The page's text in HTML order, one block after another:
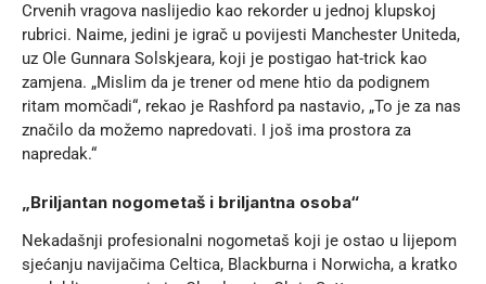
Crvenih vragova naslijedio kao rekorder u jednoj klupskoj
rubrici. Naime, jedini je igrač u povijesti Manchester Uniteda,
uz Ole Gunnara Solskjeara, koji je postigao hat-trick kao
zamjena. „Mislim da je trener od mene htio da podignem
ritam momčadi“, rekao je Rashford pa nastavio, „To je za nas
značilo da možemo napredovati. I još ima prostora za
napredak.“
„Briljantan nogometaš i briljantna osoba“
Nekadašnji profesionalni nogometaš koji je ostao u lijepom
sjećanju navijačima Celtica, Blackburna i Norwicha, a kratko